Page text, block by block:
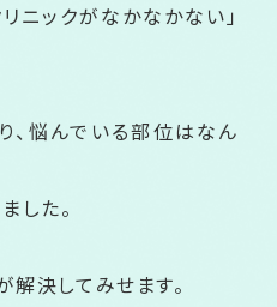
ニックがなかなかない」
、悩んでいる部位はなん
した。
決してみせます。